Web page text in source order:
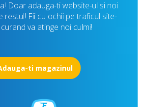
Doar adauga-ti website-ul si noi
restul! Fii cu ochii pe traficul site-
va atinge noi culmi!
ti magazinul